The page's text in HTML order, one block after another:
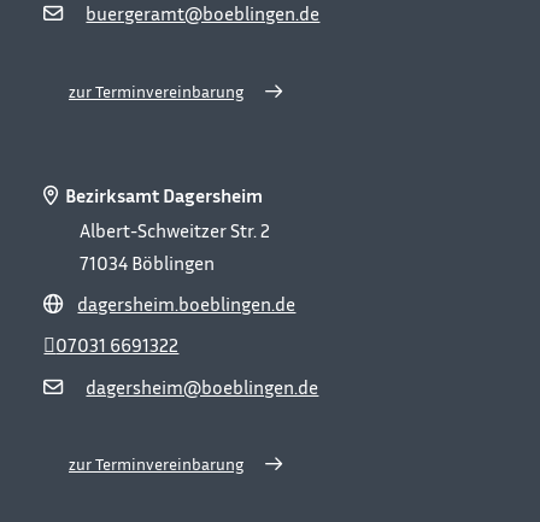
buergeramt@boeblingen.de
zur Terminvereinbarung
Bezirksamt Dagersheim
Albert-Schweitzer Str. 2
71034 Böblingen
dagersheim.boeblingen.de
dagersheim@boeblingen.de
07031 6691322
zur Terminvereinbarung